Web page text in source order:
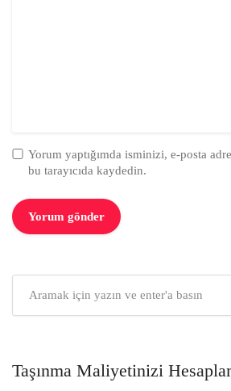
Yorum yaptığımda isminizi, e-posta
bu tarayıcıda kaydedin.
Taşınma Maliyetinizi